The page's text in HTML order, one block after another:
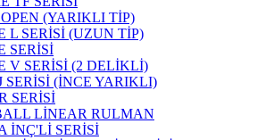
OPEN (YARIKLI TİP)
L SERİSİ (UZUN TİP)
SERİSİ
V SERİSİ (2 DELİKLİ)
SERİSİ (İNCE YARIKLI)
SERİSİ
LİNEAR RULMAN
İNÇ'Lİ SERİSİ